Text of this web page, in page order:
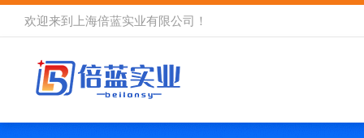
欢迎来到 上海倍蓝实业有限公司 ！